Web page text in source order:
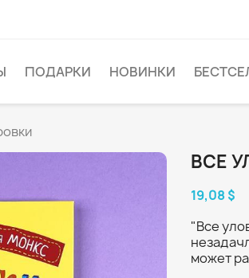
ПОДАРКИ НОВИНКИ
ВСЕ
19,08 $
"Все
может